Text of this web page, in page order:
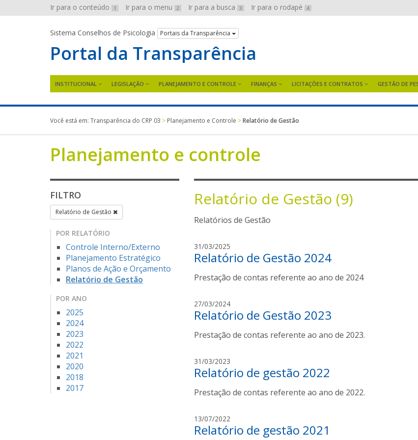
Ir para o conteúdo 1 Ir para o menu 2 Ir para a busca 3 Ir para o rodapé 4
Sistema Conselhos de Psicologia Portais da Transparência
Portal da Transparência
INSTITUCIONAL LEGISLAÇÃO PLANEJAMENTO E CONTROLE FINANÇAS LICITAÇÕES E CONTRATOS GESTÃO DE
Você está em: Transparência do CRP 03 > Planejamento e Controle >Relatório de Gestão
Planejamento e controle
FILTRO
Relatório de Gestão
POR RELATÓRIO
Controle Interno/Externo
Planejamento Estratégico
Planos de Ação e Orçamento
Relatório de Gestão
POR ANO
2025
2024
2023
2022
2021
2020
2018
2017
Relatório de Gestão (9)
Relatórios de Gestão
31/03/2025g
a
r
e
a
f
r
e
r
Relatório de Gestão 2024
Prestação de contas referente ao ano de 2024
27/03/2024g
a
r
e
a
f
r
e
Relatório de Gestão 2023
Prestação de contas referente ao ano de 2023.
31/03/2023g
a
r
e
a
Relatório de gestão 2022
Prestação de contas referente ao ano de 2022.
13/07/2022g
a
Relatório de gestão 2021